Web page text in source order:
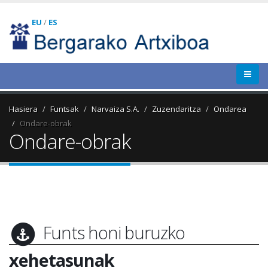
EU / ES
Hasiera Funtsak Narvaiza S.A. Zuzendaritza
Ondarea
Ondare-obrak
Ondare-obrak
Funts honi buruzko
xehetasunak